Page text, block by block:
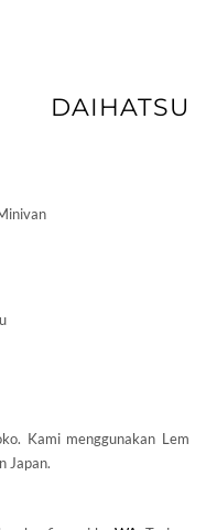
DAIHATSU
Kami menggunakan Lem
Japan.